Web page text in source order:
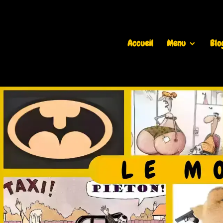
Accueil Menu